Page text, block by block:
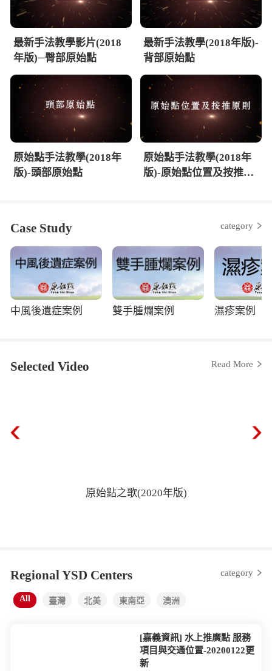
最新手法教學影片(2018
年版)─臀部原始點
最新手法教學(2018年版)-
背部原始點
原始點手法教學(2018年
版)-頭部原始點
原始點手法教學(2018年
版)-原始點位置及按推原
Case Study category
中風後遺症案例 雙手腫爛案例 濕疹案例
Selected Video Read More
原始點之歌(2020年版)
Regional YSD Centers category
All 臺灣 北美 東南亞 澳洲
[嘉義資訊] 水上推廣點 服務
項目與交通位置-20200122更
新